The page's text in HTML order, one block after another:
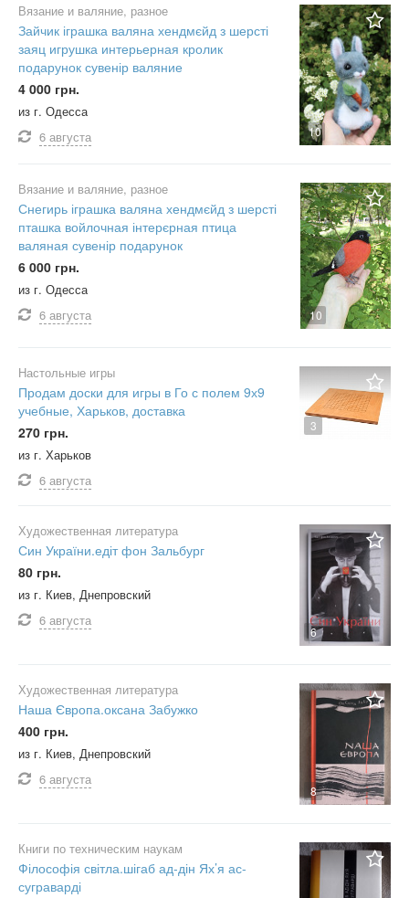
10
Вязание и валяние, разное
Зайчик іграшка валяна хендмєйд з шерсті
заяц игрушка интерьерная кролик
подарунок сувенір валяние
4 000 грн.
из г. Одесса
6 августа
10
Вязание и валяние, разное
Снегирь іграшка валяна хендмєйд з шерсті
пташка войлочная інтерєрная птица
валяная сувенір подарунок
6 000 грн.
из г. Одесса
6 августа
3
Настольные игры
Продам доски для игры в Го с полем 9х9
учебные, Харьков, доставка
270 грн.
из г. Харьков
6 августа
6
Художественная литература
Син України.едіт фон Зальбург
80 грн.
из г. Киев, Днепровский
6 августа
8
Художественная литература
Наша Європа.оксана Забужко
400 грн.
из г. Киев, Днепровский
6 августа
Книги по техническим наукам
Філософія світла.шігаб ад-дін Ях’я ас-
суграварді